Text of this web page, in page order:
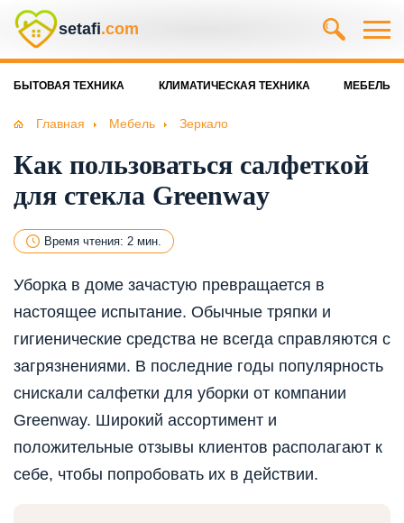
setafi.com
БЫТОВАЯ ТЕХНИКА КЛИМАТИЧЕСКАЯ ТЕХНИКА МЕБЕЛЬ
Главная Мебель Зеркало
Как пользоваться салфеткой
для стекла Greenway
Время чтения: 2 мин.
Уборка в доме зачастую превращается в
настоящее испытание. Обычные тряпки и
гигиенические средства не всегда справляются с
загрязнениями. В последние годы популярность
снискали салфетки для уборки от компании
Greenway. Широкий ассортимент и
положительные отзывы клиентов располагают к
себе, чтобы попробовать их в действии.